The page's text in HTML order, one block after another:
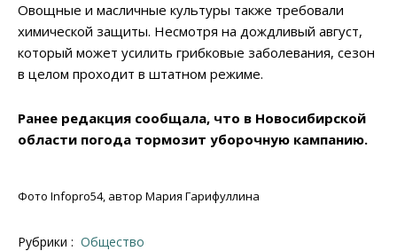
Овощные и масличные культуры также требовали
химической защиты. Несмотря на дождливый август,
который может усилить грибковые заболевания, сезон
в целом проходит в штатном режиме.
Ранее редакция сообщала, что в Новосибирской
области погода тормозит уборочную кампанию.
Фото Infopro54, автор Мария Гарифуллина
Рубрики : Общество